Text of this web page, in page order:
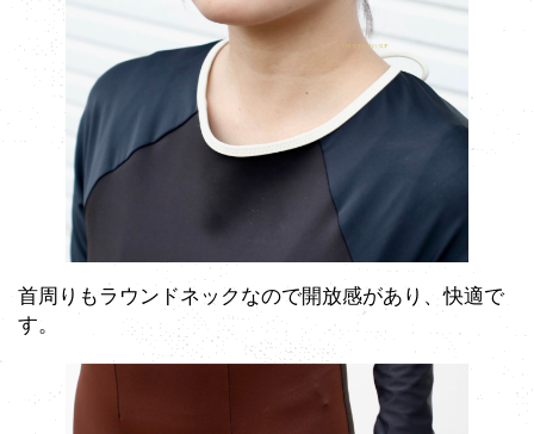
首周りもラウンドネックなので開放感があり、快適で
す。